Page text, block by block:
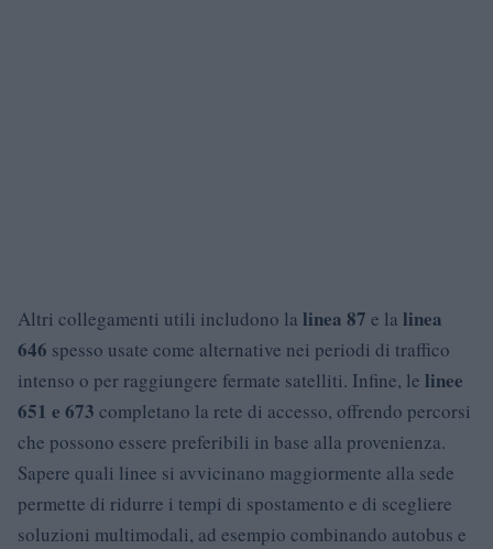
Altri collegamenti utili includono la linea 87 e la linea
646 spesso usate come alternative nei periodi di traffico
intenso o per raggiungere fermate satelliti. Infine, le linee
651 e 673 completano la rete di accesso, offrendo percorsi
che possono essere preferibili in base alla provenienza.
Sapere quali linee si avvicinano maggiormente alla sede
permette di ridurre i tempi di spostamento e di scegliere
soluzioni multimodali, ad esempio combinando autobus e